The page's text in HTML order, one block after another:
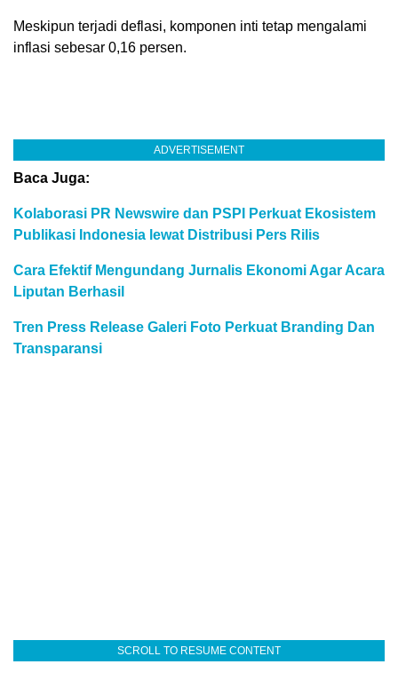
Meskipun terjadi deflasi, komponen inti tetap mengalami
inflasi sebesar 0,16 persen.
ADVERTISEMENT
Baca Juga:
Kolaborasi PR Newswire dan PSPI Perkuat Ekosistem
Publikasi Indonesia lewat Distribusi Pers Rilis
Cara Efektif Mengundang Jurnalis Ekonomi Agar Acara
Liputan Berhasil
Tren Press Release Galeri Foto Perkuat Branding Dan
Transparansi
SCROLL TO RESUME CONTENT